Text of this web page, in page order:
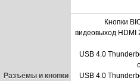
Разъёмы и кнопки
Кнопки
видеовыход HDMI
USB 4.0
USB 4.0